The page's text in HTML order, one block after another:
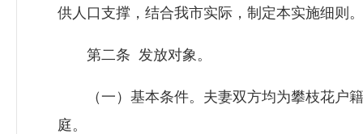
供人口支撑，结合我市实际，制定本实施细则。
第二条 发放对象。
（一）基本条件。夫妻双方均为攀枝花户籍
庭。